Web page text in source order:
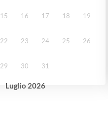
Luglio 2026
15 16 17 18 19
22 23 24 25 26
29 30 31